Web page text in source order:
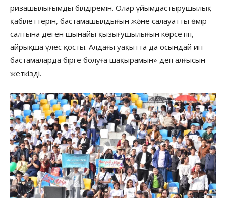
ризашылығымды білдіремін. Олар ұйымдастырушылық
қабілеттерін, бастамашылдығын және салауатты өмір
салтына деген шынайы қызығушылығын көрсетіп,
айрықша үлес қосты. Алдағы уақытта да осындай игі
бастамаларда бірге болуға шақырамын» деп алғысын
жеткізді.